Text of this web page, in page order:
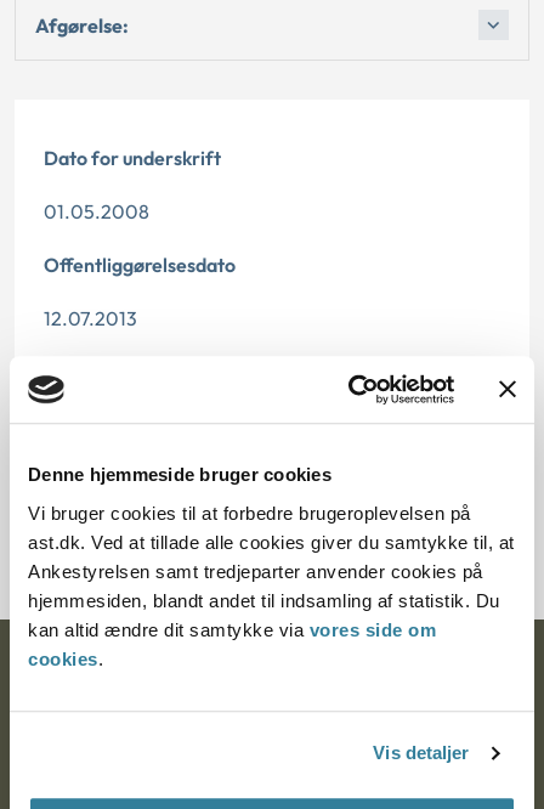
Denne hjemmeside bruger cookies
Vi bruger cookies til at forbedre brugeroplevelsen på
ast.dk. Ved at tillade alle cookies giver du samtykke til, at
Ankestyrelsen samt tredjeparter anvender cookies på
hjemmesiden, blandt andet til indsamling af statistik. Du
kan altid ændre dit samtykke via vores side om
cookies.
Vis detaljer
Afgørelse:
Dato for underskrift
01.05.2008
Offentliggørelsesdato
12.07.2013
Paragraf
§ 2
Journalnummer
1213913-06
Ankestyrelsen